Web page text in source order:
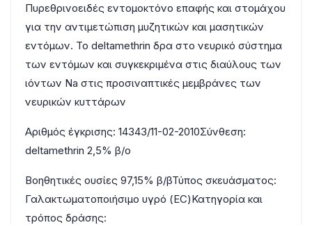
Πυρεθρινοειδές εντομοκτόνο επαφής και στομάχου
για την αντιμετώπιση μυζητικών και μασητικών
εντόμων. Το deltamethrin δρα στο νευρικό σύστημα
των εντόμων και συγκεκριμένα στις διαύλους των
ιόντων Na στις προσιναπτικές μεμβράνες των
νευρικών κυττάρων
Αριθμός έγκρισης: 14343/11-02-2010Σύνθεση:
deltamethrin 2,5% β/ο
Βοηθητικές ουσίες 97,15% β/βΤύπος σκευάσματος:
Γαλακτωματοποιήσιμο υγρό (EC)Κατηγορία και
τρόπος δράσης: